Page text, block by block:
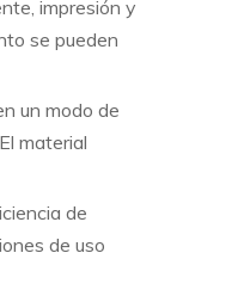
impresión y
se pueden
un modo de
material
de
de uso